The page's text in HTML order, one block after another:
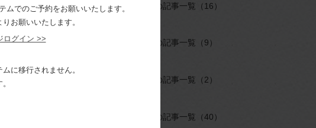
2025年の記事一覧（16）
2024年の記事一覧（9）
2023年の記事一覧（2）
2022年の記事一覧（40）
でのご予約をお願いいたします。
お願いいたします。
ログイン >>
に移行されません。